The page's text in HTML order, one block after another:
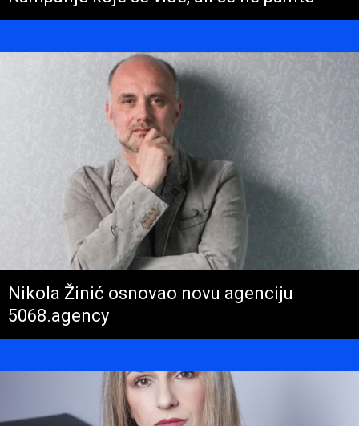
Nikola Žinić osnovao novu agenciju
5068.agency